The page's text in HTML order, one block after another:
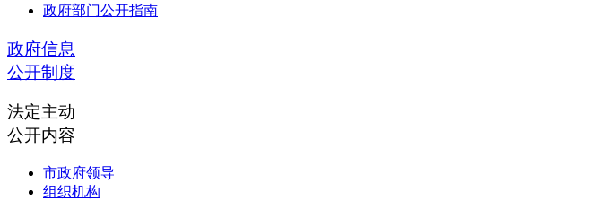
政府部门公开指南
政府信息
公开制度
法定主动
公开内容
市政府领导
组织机构